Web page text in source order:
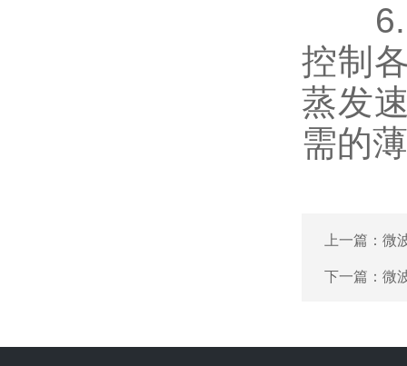
6.控
控制
蒸发
需的
上一篇： 微
下一篇： 微